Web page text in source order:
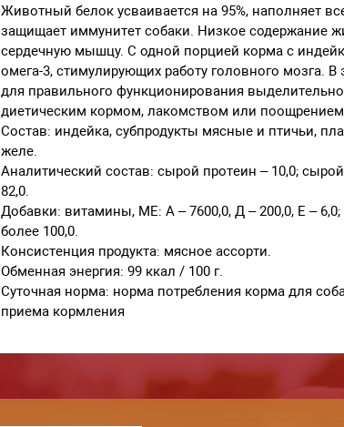
Животный белок усваивается на 95%, наполняет
защищает иммунитет собаки. Низкое содержание
сердечную мышцу. С одной порцией корма с
омега-3, стимулирующих работу головного мозга.
для правильного функционирования
диетическим кормом, лакомством или
Состав: индейка, субпродукты мясные и птичьи,
желе.
Аналитический состав: сырой протеин – 10,0;
82,0.
Добавки: витамины, МЕ: А – 7600,0, Д – 200,0, Е –
более 100,0.
Консистенция продукта: мясное ассорти.
Обменная энергия: 99 ккал / 100 г.
Суточная норма: норма потребления корма для
приема кормления